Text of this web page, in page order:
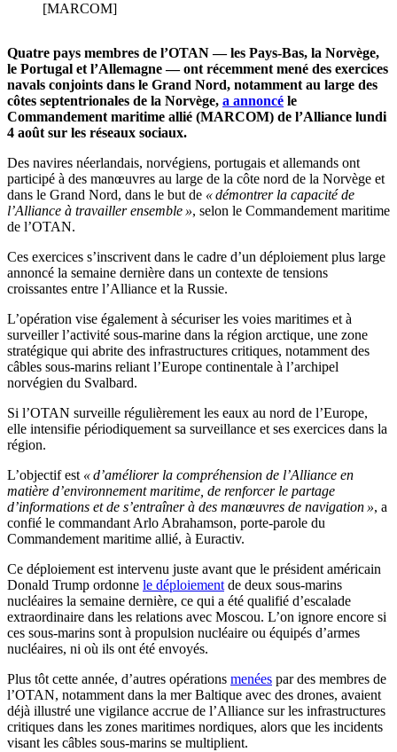
[MARCOM]
Quatre pays membres de l’OTAN — les Pays-Bas, la Norvège,
le Portugal et l’Allemagne — ont récemment mené des exercices
navals conjoints dans le Grand Nord, notamment au large des
côtes septentrionales de la Norvège, a annoncé le
Commandement maritime allié (MARCOM) de l’Alliance lundi
4 août sur les réseaux sociaux.
Des navires néerlandais, norvégiens, portugais et allemands ont
participé à des manœuvres au large de la côte nord de la Norvège et
dans le Grand Nord, dans le but de « démontrer la capacité de
l’Alliance à travailler ensemble », selon le Commandement maritime
de l’OTAN.
Ces exercices s’inscrivent dans le cadre d’un déploiement plus large
annoncé la semaine dernière dans un contexte de tensions
croissantes entre l’Alliance et la Russie.
L’opération vise également à sécuriser les voies maritimes et à
surveiller l’activité sous-marine dans la région arctique, une zone
stratégique qui abrite des infrastructures critiques, notamment des
câbles sous-marins reliant l’Europe continentale à l’archipel
norvégien du Svalbard.
Si l’OTAN surveille régulièrement les eaux au nord de l’Europe,
elle intensifie périodiquement sa surveillance et ses exercices dans la
région.
L’objectif est « d’améliorer la compréhension de l’Alliance en
matière d’environnement maritime, de renforcer le partage
d’informations et de s’entraîner à des manœuvres de navigation », a
confié le commandant Arlo Abrahamson, porte-parole du
Commandement maritime allié, à Euractiv.
Ce déploiement est intervenu juste avant que le président américain
Donald Trump ordonne le déploiement de deux sous-marins
nucléaires la semaine dernière, ce qui a été qualifié d’escalade
extraordinaire dans les relations avec Moscou. L’on ignore encore si
ces sous-marins sont à propulsion nucléaire ou équipés d’armes
nucléaires, ni où ils ont été envoyés.
Plus tôt cette année, d’autres opérations menées par des membres de
l’OTAN, notamment dans la mer Baltique avec des drones, avaient
déjà illustré une vigilance accrue de l’Alliance sur les infrastructures
critiques dans les zones maritimes nordiques, alors que les incidents
visant les câbles sous-marins se multiplient.